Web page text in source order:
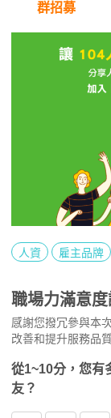
群招募
人資 雇主品牌
職場力滿意
感謝您撥冗參與本
改善和提升服務品
從1~10分，您有
友？